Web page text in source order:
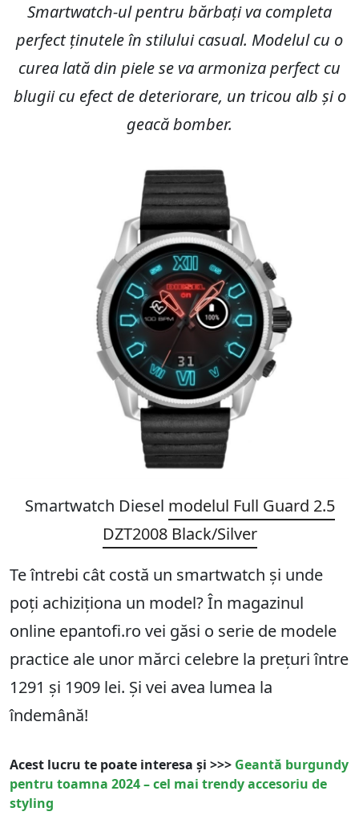
Smartwatch-ul pentru bărbați va completa
perfect ținutele în stilului casual. Modelul cu o
curea lată din piele se va armoniza perfect cu
blugii cu efect de deteriorare, un tricou alb și o
geacă bomber.
Smartwatch Diesel modelul Full Guard 2.5
DZT2008 Black/Silver
Te întrebi cât costă un smartwatch și unde
poți achiziționa un model? În magazinul
online epantofi.ro vei găsi o serie de modele
practice ale unor mărci celebre la prețuri între
1291 și 1909 lei. Și vei avea lumea la
îndemână!
Acest lucru te poate interesa și >>> Geantă burgundy
pentru toamna 2024 – cel mai trendy accesoriu de
styling